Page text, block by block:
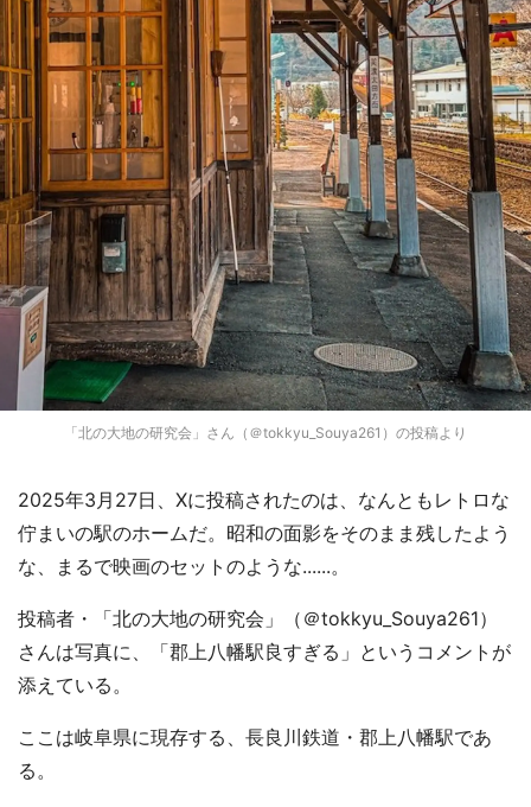
「北の大地の研究会」さん（＠tokkyu_Souya261）の投稿より
2025年3月27日、Xに投稿されたのは、なんともレトロな
佇まいの駅のホームだ。昭和の面影をそのまま残したよう
な、まるで映画のセットのような......。
投稿者・「北の大地の研究会」（＠tokkyu_Souya261）
さんは写真に、「郡上八幡駅良すぎる」というコメントが
添えている。
ここは岐阜県に現存する、長良川鉄道・郡上八幡駅であ
る。